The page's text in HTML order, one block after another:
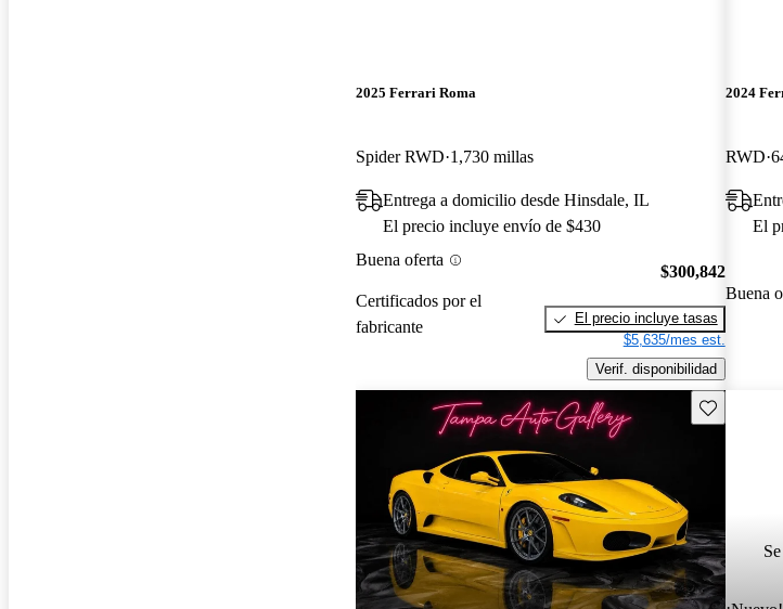
2025 Ferrari Roma
Spider RWD 1,730 millas
Entrega a domicilio desde Hinsdale, IL
El precio incluye envío de $430
Buena oferta
Certificados por el
fabricante
$300,842
El precio incluye tasas
$5,635/mes est.
Verif. disponibilidad
2024
RWD
El
Buena
Guarda este